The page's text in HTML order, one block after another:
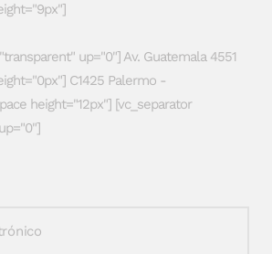
up="0"] Av. Guatemala 4551
C1425 Palermo -
height="12px"] [vc_separator